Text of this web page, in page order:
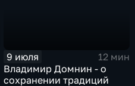
9 июля
12 мин
Владимир Домнин - о
сохранении традиций